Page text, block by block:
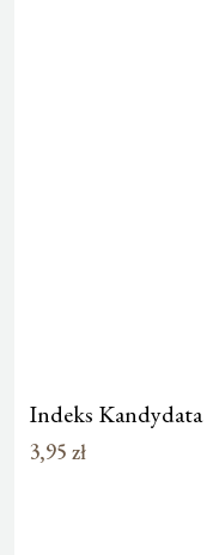
Indeks
3,95 zł